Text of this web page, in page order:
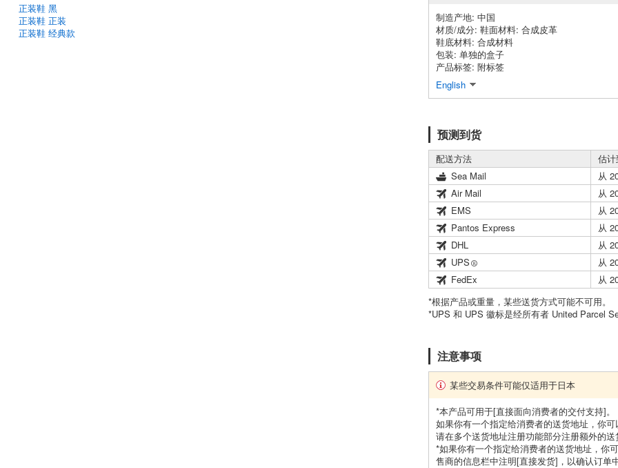
正装鞋 黑
正装鞋 正装
正装鞋 经典款
制造产地: 中国
材质/成分: 鞋面材料: 合成皮革
鞋底材料: 合成材料
包装: 单独的盒子
产品标签: 附标签
English
预测到货
配送方法
估
Sea Mail
从
Air Mail
从
EMS
从
Pantos Express
从
DHL
从
UPS
从
FedEx
从
*根据产品或重量，某些送货方式可能不可用。
*UPS 和 UPS 徽标是经所有者 United Parcel
注意事项
某些交易条件可能仅适用于日本
*本产品可用于[直接面向消费者的交付支持]。
如果你有一个指定给消费者的送货地址，你
请在多个送货地址注册功能部分注册额外的
*如果你有一个指定给消费者的送货地址，你
售商的信息栏中注明[直接发货]，以确认订单